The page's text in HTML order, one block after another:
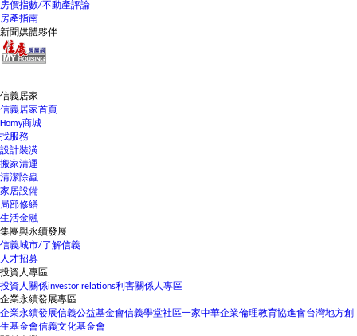
房價指數/不動產評論
房產指南
新聞媒體夥伴
信義居家
信義居家首頁
Homy商城
找服務
設計裝潢
搬家清運
清潔除蟲
家居設備
局部修繕
生活金融
集團與永續發展
信義城市/了解信義
人才招募
投資人專區
投資人關係investor relations利害關係人專區
企業永續發展專區
企業永續發展信義公益基金會信義學堂社區一家中華企業倫理教育協進會台灣地方創
生基金會信義文化基金會